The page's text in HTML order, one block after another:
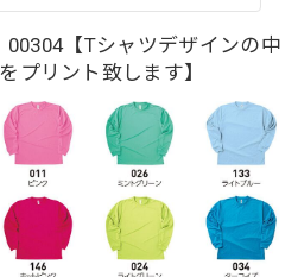
00304【Tシャツデザインの中
プリント致します】